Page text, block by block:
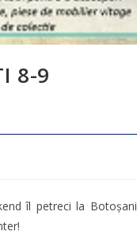
8-9
îl petreci la Botoșani